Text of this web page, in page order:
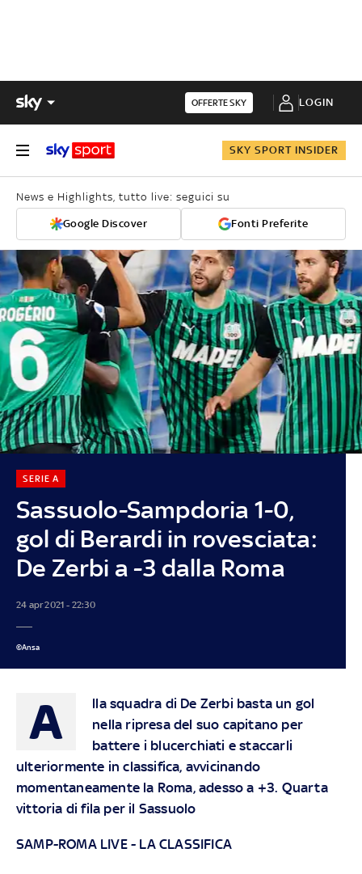
OFFERTE SKY LOGIN
SKY SPORT INSIDER
News e Highlights, tutto live: seguici su
Google Discover Fonti Preferite
Sassuolo-Sampdoria 1-0,
gol di Berardi in rovesciata:
De Zerbi a -3 dalla Roma
SERIE A
24 apr 2021 - 22:30
©Ansa
A
lla squadra di De Zerbi basta un gol
nella ripresa del suo capitano per
battere i blucerchiati e staccarli
ulteriormente in classifica, avvicinando
momentaneamente la Roma, adesso a +3. Quarta
vittoria di fila per il Sassuolo
SAMP-ROMA LIVE- LA CLASSIFICA